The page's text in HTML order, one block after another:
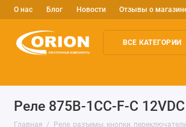
О нас Блог Новости Отзывы о
ВСЕ КАТЕГОРИИ
Реле 875B-1CC-F-C
Главная Реле, разъемы, кнопки, переключатели